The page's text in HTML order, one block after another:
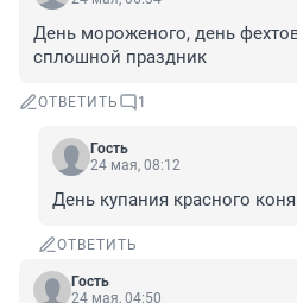
День мороженого, день
сплошной праздник
ОТВЕТИТЬ 1
Гость
24 мая, 08:12
День купания красного коня
ОТВЕТИТЬ
Гость
24 мая, 04:50